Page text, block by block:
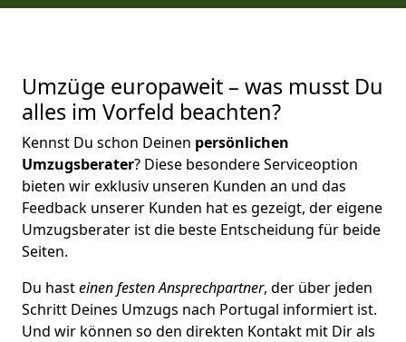
Umzüge europaweit – was musst Du
alles im Vorfeld beachten?
Kennst Du schon Deinen persönlichen
Umzugsberater? Diese besondere Serviceoption
bieten wir exklusiv unseren Kunden an und das
Feedback unserer Kunden hat es gezeigt, der eigene
Umzugsberater ist die beste Entscheidung für beide
Seiten.
Du hasteinen festen Ansprechpartner, der über jeden
Schritt Deines Umzugs nach Portugal informiert ist.
Und wir können so den direkten Kontakt mit Dir als